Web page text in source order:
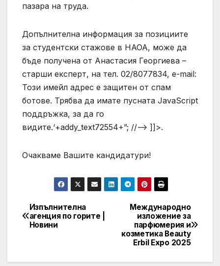
пазара на труда.
Допълнителна информация за позициите
за студентски стажове в НАОА, може да
бъде получена от Анастасия Георгиева –
старши експерт, на тел. 02/8077834, e-mail:
Този имейл адрес е защитен от спам
ботове. Трябва да имате пусната JavaScript
поддръжка, за да го
видите.‘+addy_text72554+”; //–> ]]>.
Очакваме Вашите кандидатури!
Post
navigation
Международно
изложение за
парфюмерия и
козметика Beauty
Erbil Expo 2025
Изпълнителна
агенция по горите |
Новини